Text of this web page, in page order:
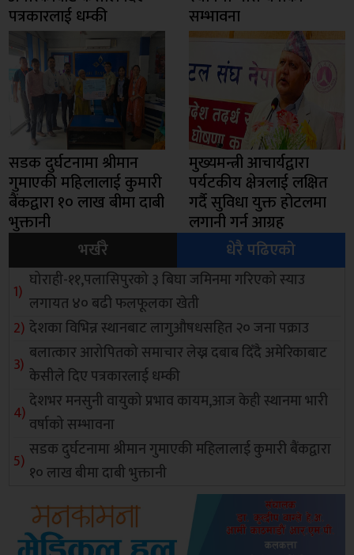
पत्रकारलाई धम्की सम्भावना
सडक दुर्घटनामा श्रीमान
गुमाएकी महिलालाई कुमारी
बैंकद्वारा १० लाख बीमा दाबी
भुक्तानी
मुख्यमन्त्री आचार्यद्वारा
पर्यटकीय क्षेत्रलाई लक्षित
गर्दै सुविधा युक्त होटलमा
लगानी गर्न आग्रह
भर्खरै
धेरै पढिएको
घोराही-११,पलासिपुरको ३ बिघा जमिनमा गरिएको स्याउ
लगायत ४० बढी फलफूलका खेती
देशका विभिन्न स्थानबाट लागुऔषधसहित २० जना पक्राउ
बलात्कार आरोपितको समाचार लेख्न दबाब दिँदै अमेरिकाबाट
केसीले दिए पत्रकारलाई धम्की
देशभर मनसुनी वायुको प्रभाव कायम,आज केही स्थानमा भारी
वर्षाको सम्भावना
सडक दुर्घटनामा श्रीमान गुमाएकी महिलालाई कुमारी बैंकद्वारा
१० लाख बीमा दाबी भुक्तानी